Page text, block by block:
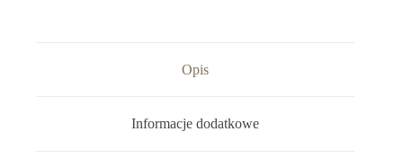
Opis
Informacje dodatkowe